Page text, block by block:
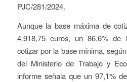
PJC/281/2024.
Aunque la base máxima de
4.918,75 euros, un 86,6% de
cotizar por la base mínima,
del Ministerio de Trabajo y
informe señala que un 97,1%